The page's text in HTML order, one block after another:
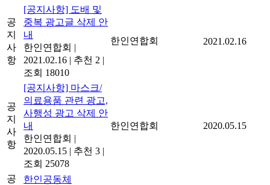
공
지
사
항
[공지사항] 도배 및
중복 광고글 삭제 안
내
한인연합회 |
2021.02.16 | 추천 2 |
조회 18010
한인연합회 2021.02.16
공
지
사
항
[공지사항] 마스크/
의료용품 관련 광고,
사행성 광고 삭제 안
내
한인연합회 |
2020.05.15 | 추천 3 |
조회 25078
한인연합회 2020.05.15
공
한인공동체